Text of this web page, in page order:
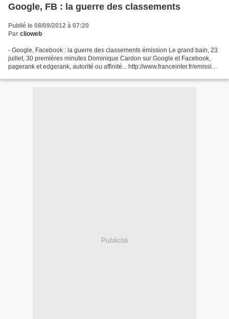
Google, FB : la guerre des classements
Publié le 08/09/2012 à 07:20
Par clioweb
- Google, Facebook : la guerre des classements émission Le grand bain, 23
juillet, 30 premières minutes Dominique Cardon sur Google et Facebook,
pagerank et edgerank, autorité ou affinité... http://www.franceinter.fr/emission-
Publicité